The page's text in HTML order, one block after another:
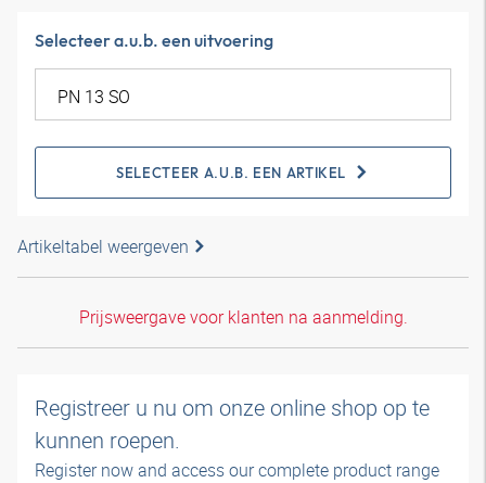
Selecteer a.u.b. een uitvoering
SELECTEER A.U.B. EEN ARTIKEL
Artikeltabel weergeven
Prijsweergave voor klanten na aanmelding.
Registreer u nu om onze online shop op te
kunnen roepen.
Register now and access our complete product range